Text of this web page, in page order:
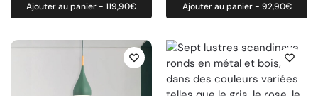
Ajouter au panier - 119,90€ Ajouter au panier - 92,90€